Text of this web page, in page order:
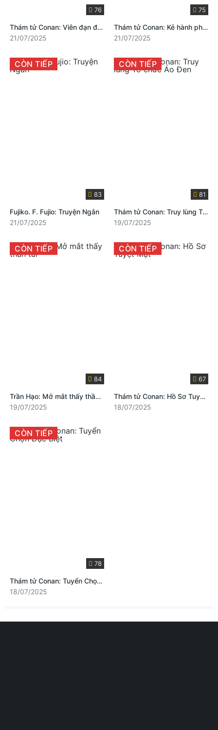
76
Thám tử Conan: Viên đạn đỏ tươi
21/07/2025
75
Thám tử Conan: Kẻ hành pháp Zero
21/07/2025
83
CÒN TIẾP
Fujiko. F. Fujio: Truyện Ngắn
21/07/2025
81
CÒN TIẾP
Thám tử Conan: Truy lùng Tổ chức Áo Đen
19/07/2025
84
CÒN TIẾP
Trần Hạo: Mở mắt thấy thần tài
19/07/2025
67
CÒN TIẾP
Thám tử Conan: Hồ Sơ Tuyệt Mật
18/07/2025
78
CÒN TIẾP
Thám tử Conan: Tuyển Chọn Đặc Biệt
18/07/2025